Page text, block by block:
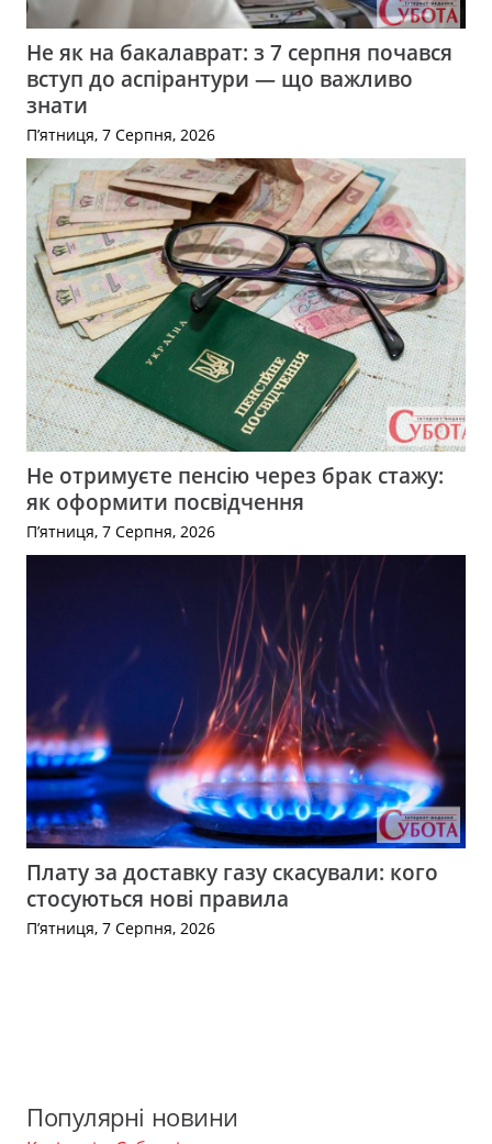
Не як на бакалаврат: з 7 серпня почався
вступ до аспірантури — що важливо
знати
П’ятниця, 7 Серпня, 2026
Не отримуєте пенсію через брак стажу:
як оформити посвідчення
П’ятниця, 7 Серпня, 2026
Плату за доставку газу скасували: кого
стосуються нові правила
П’ятниця, 7 Серпня, 2026
Популярні новини